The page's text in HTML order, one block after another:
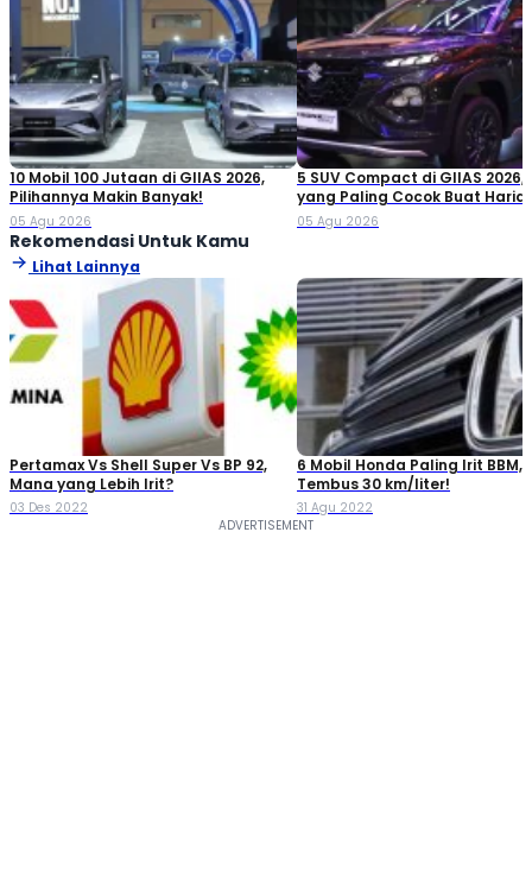
10 Mobil 100 Jutaan di GIIAS 2026,
Pilihannya Makin Banyak!
05 Agu 2026
5 SUV Compact di GIIAS 2026,
yang Paling Cocok Buat
05 Agu 2026
Rekomendasi Untuk Kamu
Lihat Lainnya
Pertamax Vs Shell Super Vs BP 92,
Mana yang Lebih Irit?
03 Des 2022
6 Mobil Honda Paling Irit BBM,
Tembus 30 km/liter!
31 Agu 2022